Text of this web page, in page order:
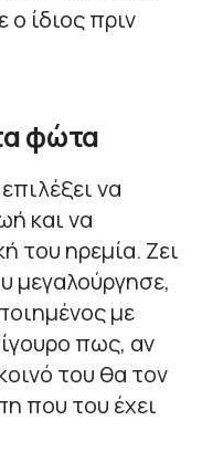
ο ίδιος πριν
φώτα
να
και να
του ηρεμία. Ζει
μεγαλούργησε,
με
πως, αν
του θα τον
που του έχει